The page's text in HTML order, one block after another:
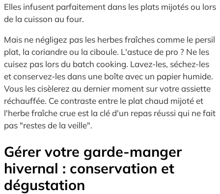
Elles infusent parfaitement dans les plats mijotés ou lors
de la cuisson au four.
Mais ne négligez pas les herbes fraîches comme le persil
plat, la coriandre ou la ciboule. L'astuce de pro ? Ne les
cuisez pas lors du batch cooking. Lavez-les, séchez-les
et conservez-les dans une boîte avec un papier humide.
Vous les cisèlerez au dernier moment sur votre assiette
réchauffée. Ce contraste entre le plat chaud mijoté et
l'herbe fraîche crue est la clé d'un repas réussi qui ne fait
pas "restes de la veille".
Gérer votre garde-manger
hivernal : conservation et
dégustation